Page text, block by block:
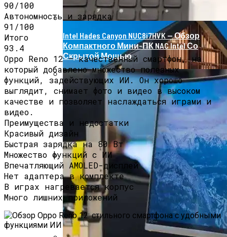
Роллетные Ворота
Барнхаусы: Строительство Под Ключ –
Комфорт И Экологичность
Intel Hades Canyon NUC8i7HVK — Обзор
Компактного Мини-ПК NAC Intel Со
Скрытой Мощью
90/100
Автономность и зарядка
91/100
Итого
93.4
Oppo Reno 12 — качественный смартфон, на
который добавлено множество полезных
функций, задействующих ИИ. Он хорошо
выглядит, снимает фото и видео в высоком
качестве и позволяет наслаждаться играми и
видео.
Преимущества и недостатки
Красивый дизайн
Быстрая зарядка на 80 Вт
Множество функций с ИИ
Впечатляющий AMOLED-дисплей
Нет адаптера в комплекте
В играх нагревается корпус
Много лишних приложений